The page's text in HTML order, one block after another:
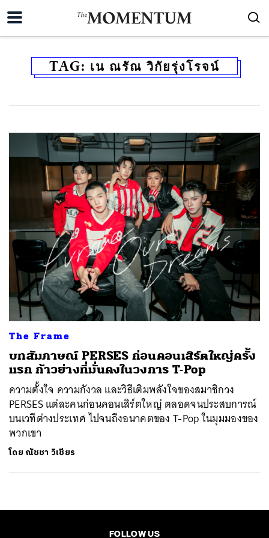
TAG: เน ณรัณ วิกัยรุ่งโรจน์
The Frame
บทสัมภาษณ์ PERSES ก่อนคอนเสิร์ตใหญ่ครั้ง
แรก ก้าวย่างที่มั่นคงในวงการ T-Pop
ความตั้งใจ ความกังวล และวิธีเติมพลังใจของสมาชิกวง
PERSES แต่ละคนก่อนคอนเสิร์ตใหญ่ ตลอดจนประสบการณ์
บนเวทีต่างประเทศ ไปจนถึงอนาคตของ T-Pop ในมุมมองของ
พวกเขา
โดย ณัชชา วิเชียร
FOLLOW US
ค้นหา
SHARE TWEET LINE EMAIL